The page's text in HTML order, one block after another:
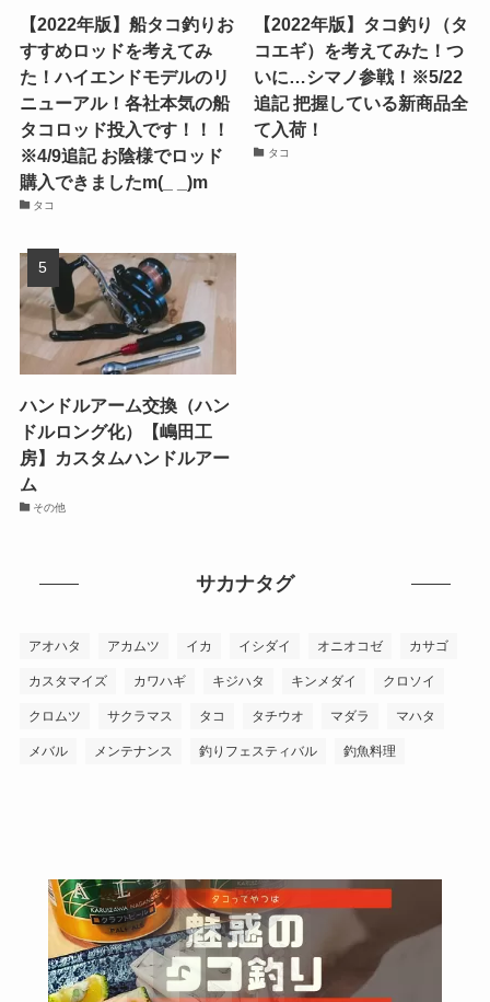
【2022年版】船タコ釣りお
すすめロッドを考えてみ
た！ハイエンドモデルのリ
ニューアル！各社本気の船
タコロッド投入です！！！
※4/9追記 お陰様でロッド
購入できましたm(_ _)m
タコ
【2022年版】タコ釣り（タ
コエギ）を考えてみた！つ
いに…シマノ参戦！※5/22
追記 把握している新商品全
て入荷！
タコ
ハンドルアーム交換（ハン
ドルロング化）【嶋田工
房】カスタムハンドルアー
ム
その他
サカナタグ
アオハタ アカムツ イカ イシダイ オニオコゼ カサゴ
カスタマイズ カワハギ キジハタ キンメダイ クロソイ
クロムツ サクラマス タコ タチウオ マダラ マハタ
メバル メンテナンス 釣りフェスティバル 釣魚料理